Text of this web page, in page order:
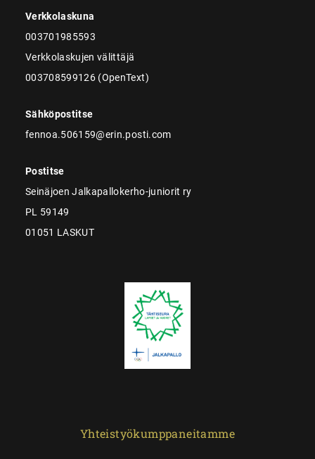
Verkkolaskuna
003701985593
Verkkolaskujen välittäjä
003708599126 (OpenText)
Sähköpostitse
fennoa.506159@erin.posti.com
Postitse
Seinäjoen Jalkapallokerho-juniorit ry
PL 59149
01051 LASKUT
Yhteistyökumppaneitamme